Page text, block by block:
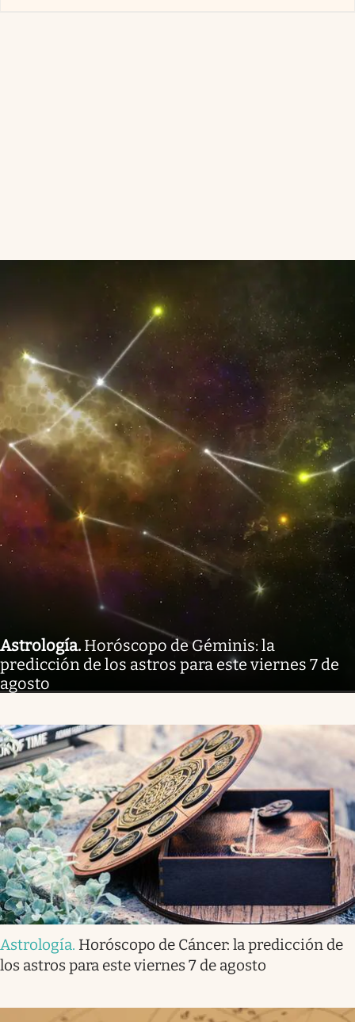
Astrología. Horóscopo de Géminis: la
predicción de los astros para este viernes 7 de
agosto
Astrología. Horóscopo de Cáncer: la predicción de
los astros para este viernes 7 de agosto